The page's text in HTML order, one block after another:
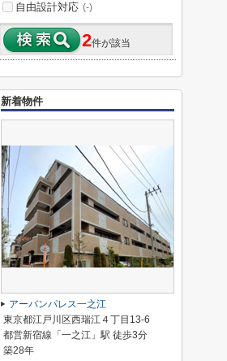
自由設計対応 (-)
2件が該当
新着物件
アーバンパレス一之江
東京都江戸川区西瑞江４丁目13-6
都営新宿線「一之江」駅 徒歩3分
築28年